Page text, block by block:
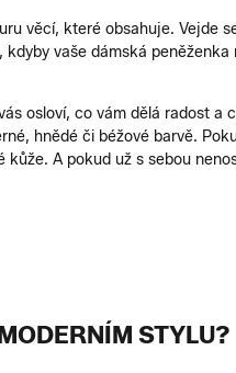
věcí, které obsahuje. Vejde
vaše dámská peněženka
osloví, co vám dělá radost a
hnědé či béžové barvě.
A pokud už s sebou
STYLU?